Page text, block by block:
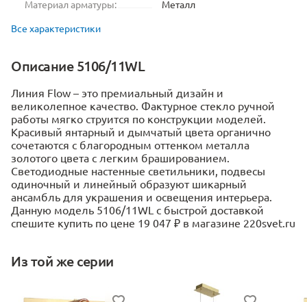
Материал арматуры:
Металл
Все характеристики
Описание 5106/11WL
Линия Flow – это премиальный дизайн и
великолепное качество. Фактурное стекло ручной
работы мягко струится по конструкции моделей.
Красивый янтарный и дымчатый цвета органично
сочетаются с благородным оттенком металла
золотого цвета с легким брашированием.
Светодиодные настенные светильники, подвесы
одиночный и линейный образуют шикарный
ансамбль для украшения и освещения интерьера.
Данную модель 5106/11WL с быстрой доставкой
спешите купить по цене 19 047 ₽ в магазине 220svet.ru
Из той же серии